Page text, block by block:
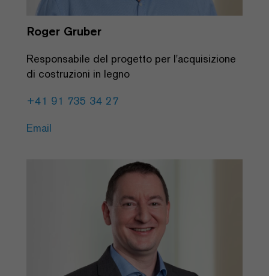
Roger Gruber
Responsabile del progetto per l'acquisizione
di costruzioni in legno
+41 91 735 34 27
Email